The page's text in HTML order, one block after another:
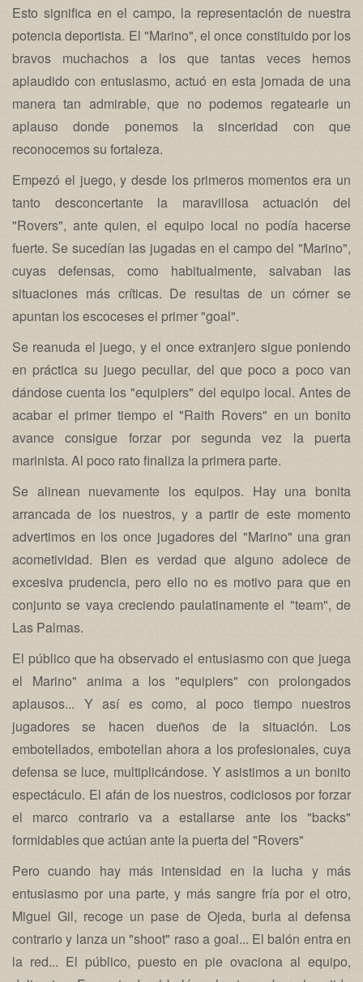
Esto significa en el campo, la representación de nuestra
potencia deportista. El "Marino", el once constituido por los
bravos muchachos a los que tantas veces hemos
aplaudido con entusiasmo, actuó en esta jornada de una
manera tan admirable, que no podemos regatearle un
aplauso donde ponemos la sinceridad con que
reconocemos su fortaleza.
Empezó el juego, y desde los primeros momentos era un
tanto desconcertante la maravillosa actuación del
"Rovers", ante quien, el equipo local no podía hacerse
fuerte. Se sucedían las jugadas en el campo del "Marino",
cuyas defensas, como habitualmente, salvaban las
situaciones más críticas. De resultas de un córner se
apuntan los escoceses el primer "goal".
Se reanuda el juego, y el once extranjero sigue poniendo
en práctica su juego peculiar, del que poco a poco van
dándose cuenta los "equipiers" del equipo local. Antes de
acabar el primer tiempo el "Raith Rovers" en un bonito
avance consigue forzar por segunda vez la puerta
marinista. Al poco rato finaliza la primera parte.
Se alinean nuevamente los equipos. Hay una bonita
arrancada de los nuestros, y a partir de este momento
advertimos en los once jugadores del "Marino" una gran
acometividad. Bien es verdad que alguno adolece de
excesiva prudencia, pero ello no es motivo para que en
conjunto se vaya creciendo paulatinamente el "team", de
Las Palmas.
El público que ha observado el entusiasmo con que juega
el Marino" anima a los "equipiers" con prolongados
aplausos... Y así es como, al poco tiempo nuestros
jugadores se hacen dueños de la situación. Los
embotellados, embotellan ahora a los profesionales, cuya
defensa se luce, multiplicándose. Y asistimos a un bonito
espectáculo. El afán de los nuestros, codiciosos por forzar
el marco contrario va a estallarse ante los "backs"
formidables que actúan ante la puerta del "Rovers"
Pero cuando hay más intensidad en la lucha y más
entusiasmo por una parte, y más sangre fría por el otro,
Miguel Gil, recoge un pase de Ojeda, burla al defensa
contrario y lanza un "shoot" raso a goal... El balón entra en
la red... El público, puesto en pie ovaciona al equipo,